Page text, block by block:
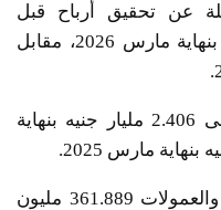
عن تحقيق أرباح قبل
الضرائب بقيمة 1.624 مليار جنيه بنهاية مارس 2026، مقابل
وارتفع صافي الدخل من العائد إلى 2.406 مليار جنيه بنهاية
وسجل صافي الدخل من الأتعاب والعمولات 361.889 مليون